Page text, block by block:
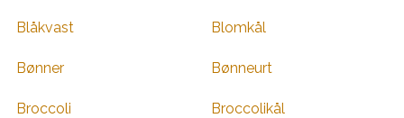
Blåkvast Blomkål
Bønner Bønneurt
Broccoli Broccolikål